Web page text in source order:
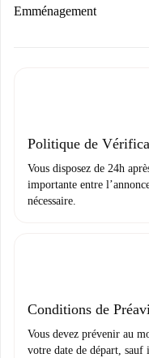
Si refusé : aucun
Justificatif de
Emménagement
uniquement si
Politique de
Vous disposez de 24h
importante entre
nécessaire.
Conditions de
Vous devez prévenir au
votre date de départ,